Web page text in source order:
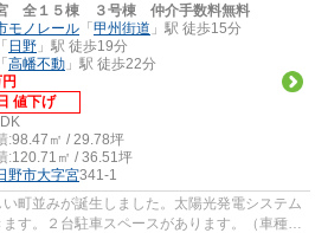
全１５棟 ３号棟 仲介手数料無料
モノレール 「 甲州街道 」駅 徒歩15分
「 日野 」駅 徒歩19分
「 高幡不動 」駅 徒歩22分
値下げ
:98.47㎡ / 29.78坪
:120.71㎡ / 36.51坪
野市大字宮341-1
町並みが誕生しました。太陽光発電システム
す。２台駐車スペースがあります。（車種に